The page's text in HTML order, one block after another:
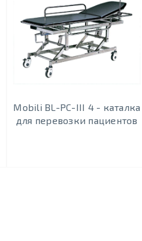
Mobili BL-PC-III 4 - каталка
для перевозки пациентов